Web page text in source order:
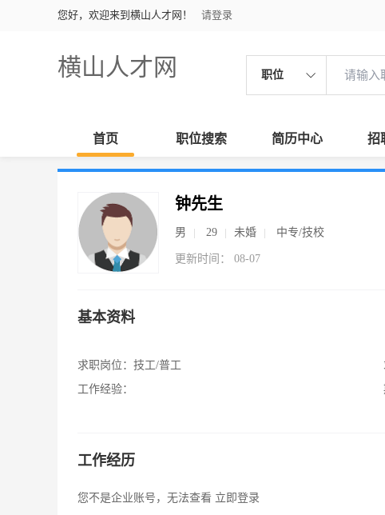
您好，欢迎来到横山人才网！ 请登录
横山人才网 职位
首页 职位搜索 简历中心 招
钟先生
男 29 未婚 中专/技校
更新时间： 08-07
基本资料
求职岗位： 技工/普工
工作经验：
工作经历
您不是企业账号，无法查看 立即登录